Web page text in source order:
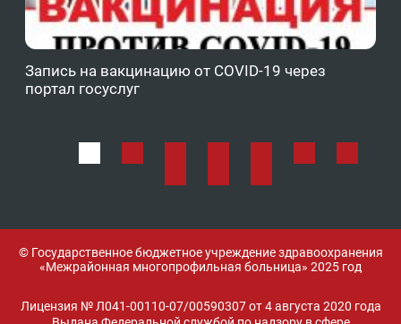
Запись на вакцинацию от COVID-19 через
портал госуслуг
© Государственное бюджетное учреждение здравоохранения
«Межрайонная многопрофильная больница» 2025 год
Лицензия № Л041-00110-07/00590307 от 4 августа 2020 года